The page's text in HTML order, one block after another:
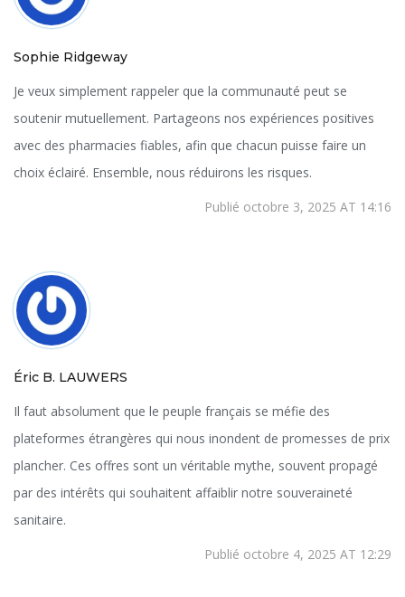
Sophie Ridgeway
Je veux simplement rappeler que la communauté peut se
soutenir mutuellement. Partageons nos expériences positives
avec des pharmacies fiables, afin que chacun puisse faire un
choix éclairé. Ensemble, nous réduirons les risques.
Publié octobre 3, 2025 AT 14:16
Éric B. LAUWERS
Il faut absolument que le peuple français se méfie des
plateformes étrangères qui nous inondent de promesses de prix
plancher. Ces offres sont un véritable mythe, souvent propagé
par des intérêts qui souhaitent affaiblir notre souveraineté
sanitaire.
Publié octobre 4, 2025 AT 12:29